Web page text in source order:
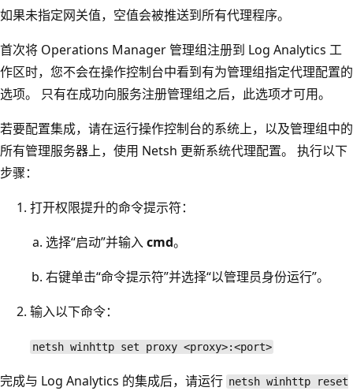
如果未指定网关值，空值会被推送到所有代理程序。
首次将 Operations Manager 管理组注册到 Log Analytics 工
作区时，您不会在操作控制台中看到有为管理组指定代理配置的
选项。 只有在成功向服务注册管理组之后，此选项才可用。
若要配置集成，请在运行操作控制台的系统上，以及管理组中的
所有管理服务器上，使用 Netsh 更新系统代理配置。 执行以下
步骤：
打开权限提升的命令提示符：
选择“启动”并输入cmd。
右键单击“命令提示符”并选择“以管理员身份运行”。
输入以下命令：
netsh winhttp set proxy <proxy>:<port>
完成与 Log Analytics 的集成后，请运行 netsh winhttp reset